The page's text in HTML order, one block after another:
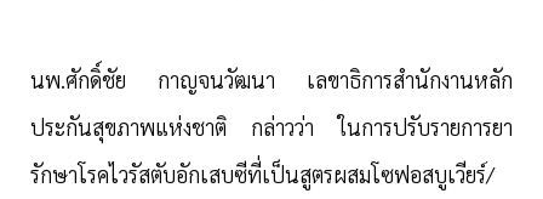
นพ.ศักดิ์ชัย กาญจนวัฒนา เลขาธิการสำนักงานหลัก
ประกันสุขภาพแห่งชาติ
กล่าวว่า ในการปรับรายการยา
รักษาโรคไวรัสตับอักเสบซีที่เป็นสูตรผสมโซฟอสบูเวียร์/